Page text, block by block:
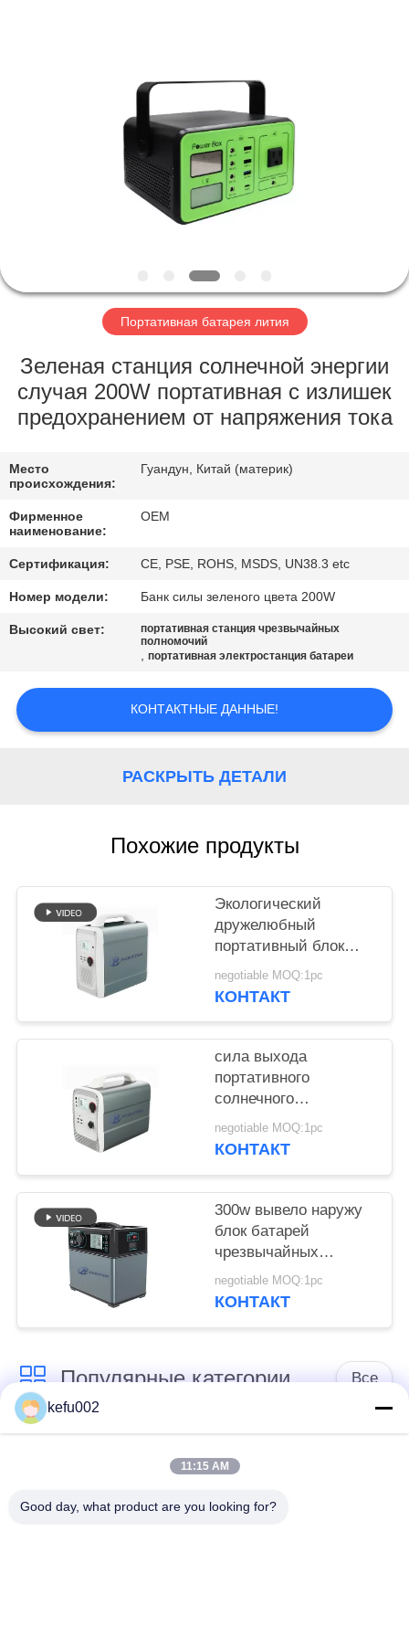
ПРОДУКТЫ
ПУТЕШЕСТВИЕ
ФАБРИКИ
ПРОВЕРКА
КАЧЕСТВА
СВЯЖИТЕСЬ
МЫ
BLOG
СПРОСИТЕ
КАРТА
САЙТА
Портативная батарея лития
Зеленая станция солнечной энергии
случая 200W портативная с излишек
предохранением от напряжения тока
Место
происхождения:
Гуандун, Китай (материк)
Фирменное
наименование:
OEM
Сертификация: CE, PSE, ROHS, MSDS, UN38.3 etc
Номер модели: Банк силы зеленого цвета 200W
Высокий свет:
портативная станция чрезвычайных
полномочий
,портативная электростанция батареи
КОНТАКТНЫЕ ДАННЫЕ!
РАСКРЫТЬ ДЕТАЛИ
Похожие продукты
Экологический
дружелюбный
портативный блок
батарей 1500wh
лития для хранения
negotiable MOQ:1pc
КОНТАКТ
сила выхода
портативного
солнечного
генератора 600w
супер с батареей
negotiable MOQ:1pc
КОНТАКТ
300w вывело наружу
блок батарей
чрезвычайных
полномочий,
портативная станция
negotiable MOQ:1pc
КОНТАКТ
Популярные категории Все
Глубокая батарея
цикла ЛиФеПо4
Перезаряжаемые
Солнечная батарея
kefu002
11:15 AM
Good day, what product are you looking for?